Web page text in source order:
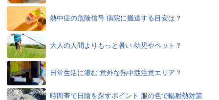
熱中症の危険信号 病院に搬送する目安は？
大人の人間よりもっと暑い 幼児やペット？
日常生活に潜む 意外な熱中症注意エリア？
時間帯で日陰を探すポイント 服の色で輻射熱対策